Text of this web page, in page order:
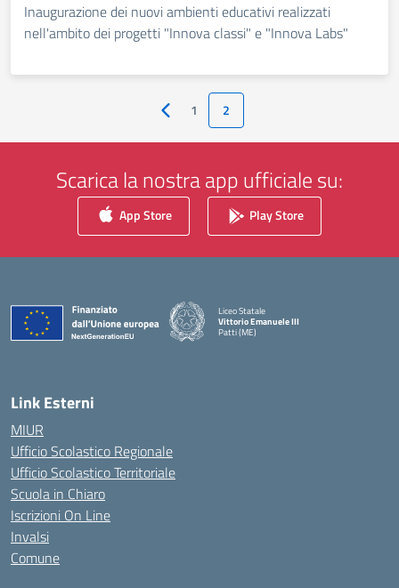
Inaugurazione dei nuovi ambienti educativi realizzati
nell'ambito dei progetti "Innova classi" e "Innova Labs"
Pagina precedente
1 2
Scarica la nostra app ufficiale su:
App Store Play Store
Liceo Statale
Vittorio Emanuele III
Patti (ME)
Link Esterni
MIUR
Ufficio Scolastico Regionale
Ufficio Scolastico Territoriale
Scuola in Chiaro
Iscrizioni On Line
Invalsi
Comune